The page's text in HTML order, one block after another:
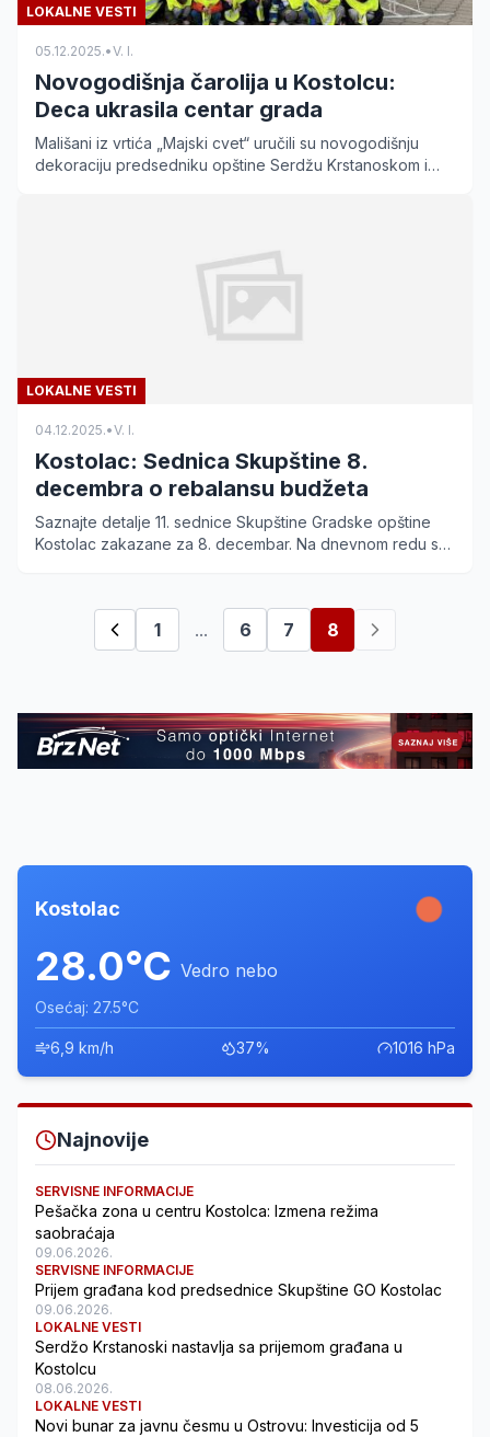
LOKALNE VESTI
05.12.2025.•V. I.
Novogodišnja čarolija u Kostolcu:
Deca ukrasila centar grada
Mališani iz vrtića „Majski cvet“ uručili su novogodišnju
dekoraciju predsedniku opštine Serdžu Krstanoskom i
LOKALNE VESTI
04.12.2025.•V. I.
Kostolac: Sednica Skupštine 8.
decembra o rebalansu budžeta
Saznajte detalje 11. sednice Skupštine Gradske opštine
Kostolac zakazane za 8. decembar. Na dnevnom redu su
1 ... 6 7 8
Kostolac
28.0°C Vedro nebo
Osećaj: 27.5°C
6,9 km/h 37% 1016 hPa
Najnovije
SERVISNE INFORMACIJE
Pešačka zona u centru Kostolca: Izmena režima
saobraćaja
09.06.2026.
SERVISNE INFORMACIJE
Prijem građana kod predsednice Skupštine GO Kostolac
09.06.2026.
LOKALNE VESTI
Serdžo Krstanoski nastavlja sa prijemom građana u
Kostolcu
08.06.2026.
LOKALNE VESTI
Novi bunar za javnu česmu u Ostrovu: Investicija od 5